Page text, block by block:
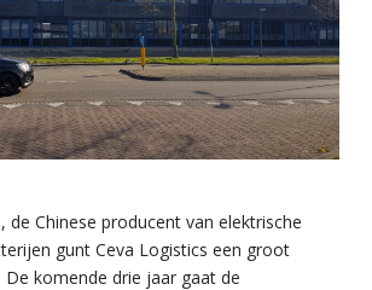
de Chinese producent van elektrische
gunt Ceva Logistics een groot
komende drie jaar gaat de